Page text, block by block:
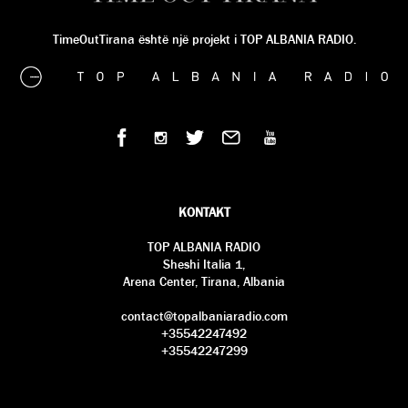
TimeOutTirana është një projekt i TOP ALBANIA RADIO.
KONTAKT
TOP ALBANIA RADIO
Sheshi Italia 1,
Arena Center, Tirana, Albania
contact@topalbaniaradio.com
+35542247492
+35542247299